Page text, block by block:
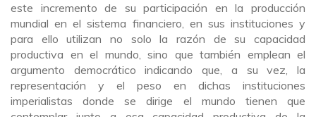
este incremento de su participación en la producción
mundial en el sistema financiero, en sus instituciones y
para ello utilizan no solo la razón de su capacidad
productiva en el mundo, sino que también emplean el
argumento democrático indicando que, a su vez, la
representación y el peso en dichas instituciones
imperialistas donde se dirige el mundo tienen que